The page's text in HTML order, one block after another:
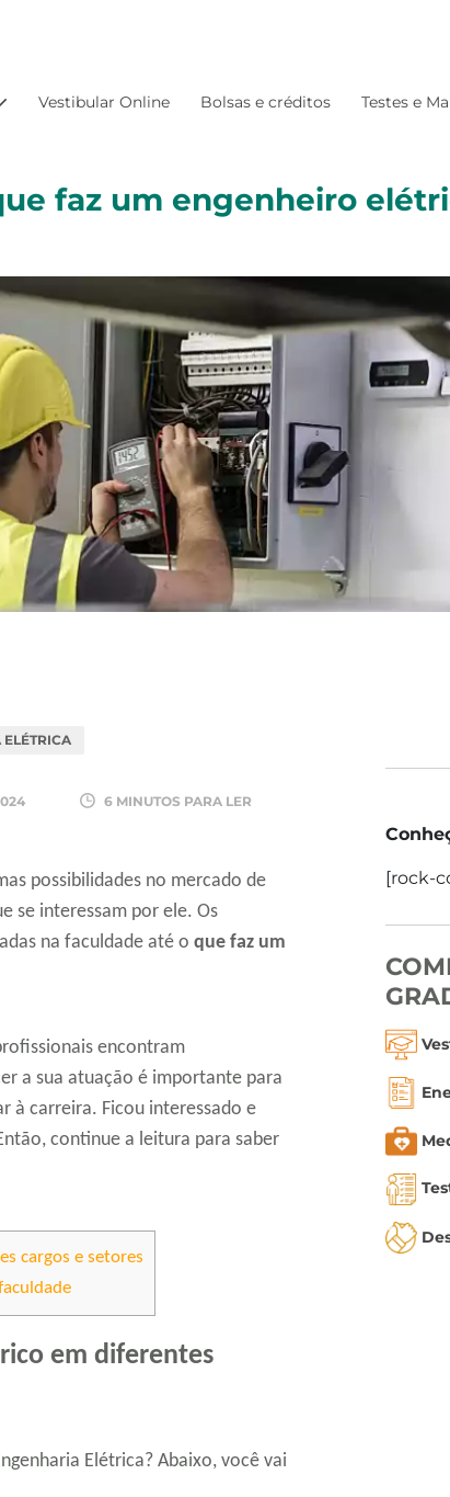
Vestibular Online Bolsas e créditos Testes e
faz um engenheiro
6 MINUTOS PARA LER
possibilidades no mercado de
se interessam por ele. Os
na faculdade até o que faz um
encontram
a sua atuação é importante para
à carreira. Ficou interessado e
continue a leitura para saber
cargos e setores
em diferentes
Elétrica? Abaixo, você vai
[rock-